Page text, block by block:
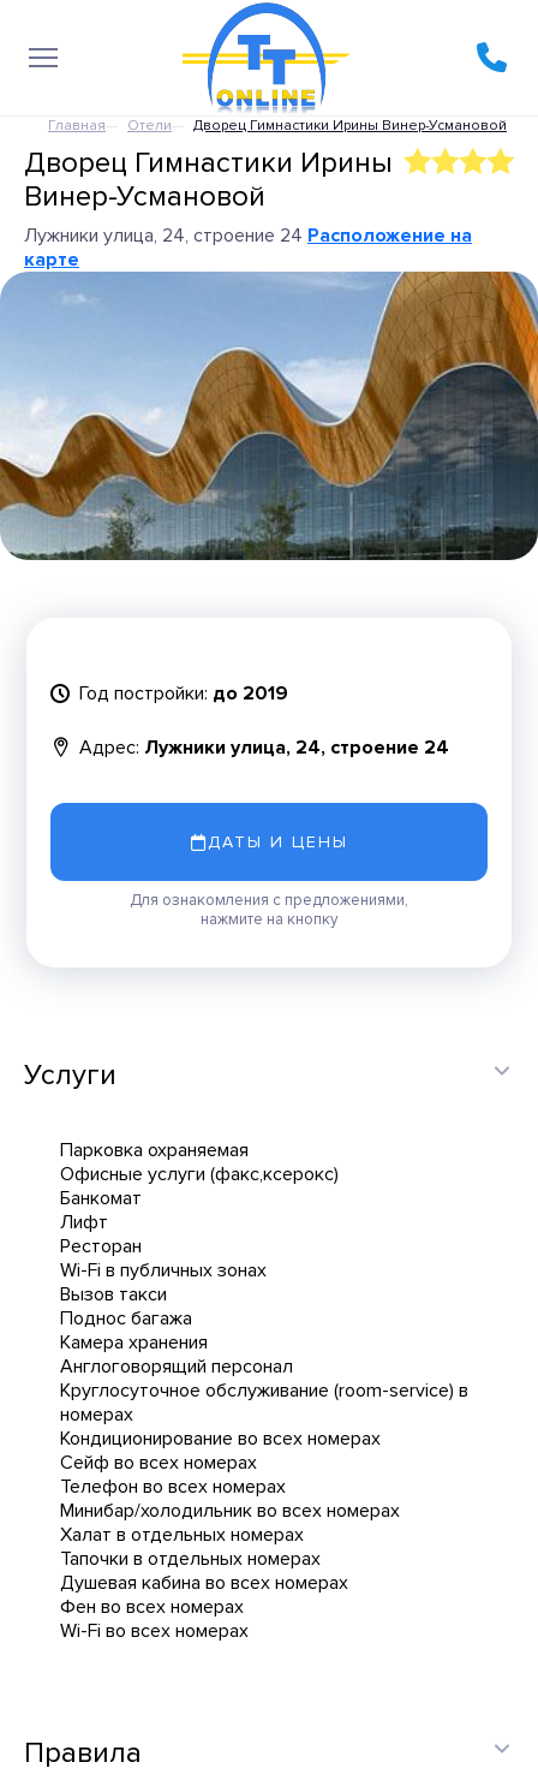
Главная Отели Дворец Гимнастики Ирины Винер-Усмановой
Дворец Гимнастики Ирины
Винер-Усмановой
Лужники улица, 24, строение 24 Расположение на
карте
Год постройки: до 2019
Адрес: Лужники улица, 24, строение 24
ДАТЫ И ЦЕНЫ
Для ознакомления с предложениями,
нажмите на кнопку
Услуги
Парковка охраняемая
Офисные услуги (факс,ксерокс)
Банкомат
Лифт
Ресторан
Wi-Fi в публичных зонах
Вызов такси
Поднос багажа
Камера хранения
Англоговорящий персонал
Круглосуточное обслуживание (room-service) в
номерах
Кондиционирование во всех номерах
Сейф во всех номерах
Телефон во всех номерах
Минибар/холодильник во всех номерах
Халат в отдельных номерах
Тапочки в отдельных номерах
Душевая кабина во всех номерах
Фен во всех номерах
Wi-Fi во всех номерах
Правила